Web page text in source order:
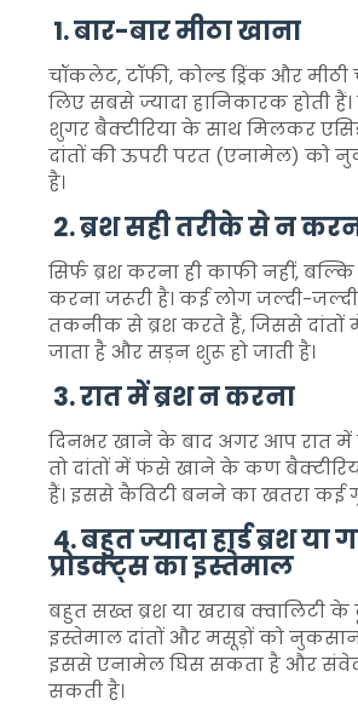
1. बार-बार मीठा खाना
चॉकलेट, टॉफी, कोल्ड ड्रिंक और मीठी
लिए सबसे ज्यादा हानिकारक होती
शुगर बैक्टीरिया के साथ मिलकर
दांतों की ऊपरी परत (एनामेल) को
है।
2. ब्रश सही तरीके से न
सिर्फ ब्रश करना ही काफी नहीं,
करना जरूरी है। कई लोग जल्दी-
तकनीक से ब्रश करते हैं, जिससे दांतों
जाता है और सड़न शुरू हो जाती है।
3. रात में ब्रश न करना
दिनभर खाने के बाद अगर आप रात में
तो दांतों में फंसे खाने के कण
हैं। इससे कैविटी बनने का खतरा कई
4. बहुत ज्यादा हार्ड ब्रश या
प्रोडक्ट्स का इस्तेमाल
बहुत सख्त ब्रश या खराब क्वालिटी
इस्तेमाल दांतों और मसूड़ों को
इससे एनामेल घिस सकता है और
सकती है।